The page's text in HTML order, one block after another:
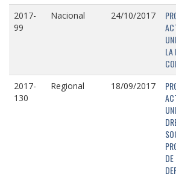
2017-
99
Nacional 24/10/2017
LA
2017-
130
Regional 18/09/2017